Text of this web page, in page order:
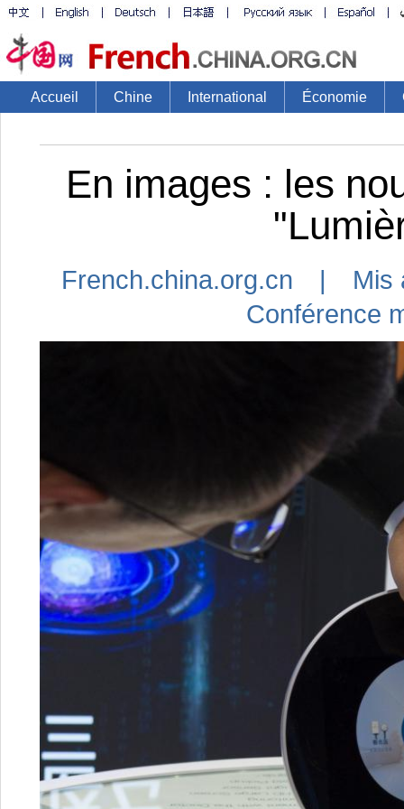
Accueil Chine International Économie
En images : les
French.china.org.cn |
Conférence